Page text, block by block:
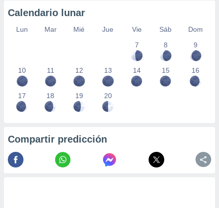
Calendario lunar
Lun Mar Mié Jue Vie Sáb
Dom
7
8 9
10 11 12 13 14 15 16
17 18 19 20
Compartir predicción